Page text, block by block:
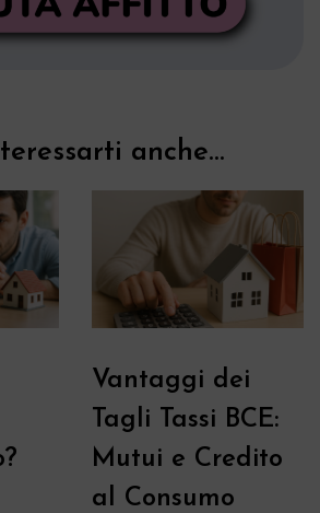
anche...
Vantaggi dei
Tagli Tassi BCE:
Mutui e Credito
al Consumo